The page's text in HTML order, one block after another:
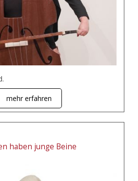
mehr erfahren
haben junge Beine